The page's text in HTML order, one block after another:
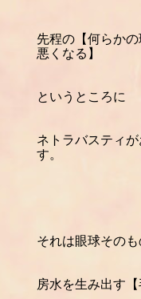
先程の【何らか
悪くなる】
というところに
ネトラバスティ
す。
それは眼球その
房水を生み出す